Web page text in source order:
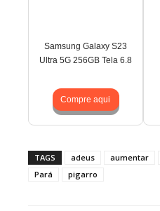
Samsung Galaxy S23
Ultra 5G 256GB Tela 6.8
Compre aqui
TAGS adeus aumentar
Pará
pigarro